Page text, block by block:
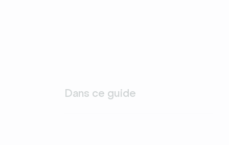
Dans ce guide